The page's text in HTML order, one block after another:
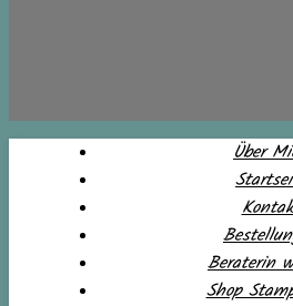
Über
Beraterin
Shop